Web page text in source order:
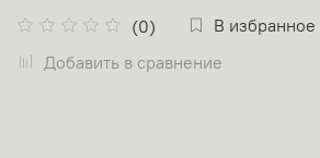
(0)
В избранное
Добавить в сравнение